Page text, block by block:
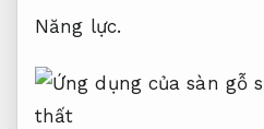
Năng lực.